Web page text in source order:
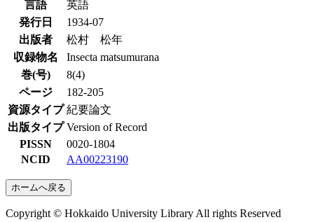
言語
英語
発行日
1934-07
出版者
松村 松年
収録物名
Insecta matsumurana
巻(号)
8(4)
ページ
182-205
資源タイプ 紀要論文
出版タイプ Version of Record
PISSN
0020-1804
NCID
AA00223190
ホームへ戻る
Copyright © Hokkaido University Library All rights Reserved